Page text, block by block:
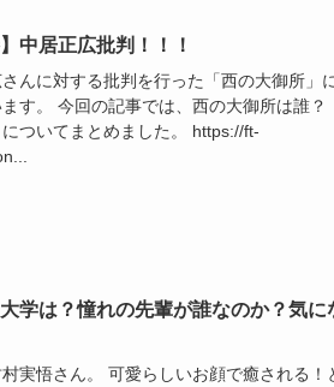
中居正広批判！！！
んに対する批判を行った「西の大御所」
す。 今回の記事では、西の大御所は誰？
ついてまとめました。 https://ft-
学は？憧れの先輩が誰なのか？気に
実悟さん。 可愛らしいお顔で癒される！